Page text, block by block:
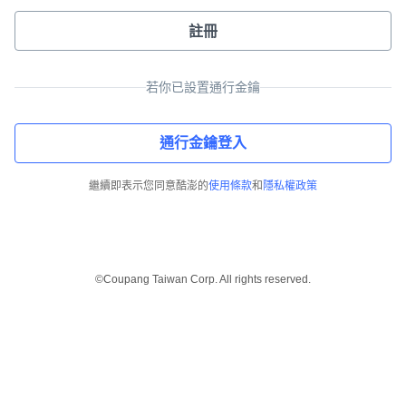
註冊
若你已設置通行金鑰
通行金鑰登入
繼續即表示您同意酷澎的使用條款和 隱私權政策
©Coupang Taiwan Corp. All rights reserved.